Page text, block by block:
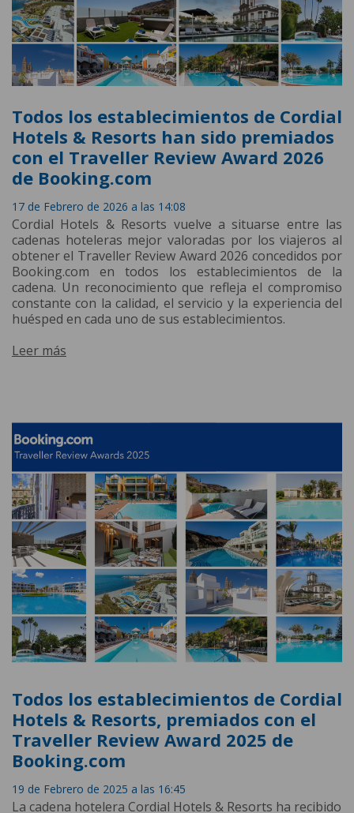
Todos los establecimientos de Cordial
Hotels & Resorts han sido premiados
con el Traveller Review Award 2026
de Booking.com
17 de Febrero de 2026 a las 14:08
Cordial Hotels & Resorts vuelve a situarse entre las
cadenas hoteleras mejor valoradas por los viajeros al
obtener el Traveller Review Award 2026 concedidos por
Booking.com en todos los establecimientos de la
cadena. Un reconocimiento que refleja el compromiso
constante con la calidad, el servicio y la experiencia del
huésped en cada uno de sus establecimientos.
Leer más
Todos los establecimientos de Cordial
Hotels & Resorts, premiados con el
Traveller Review Award 2025 de
Booking.com
19 de Febrero de 2025 a las 16:45
La cadena hotelera Cordial Hotels & Resorts ha recibido